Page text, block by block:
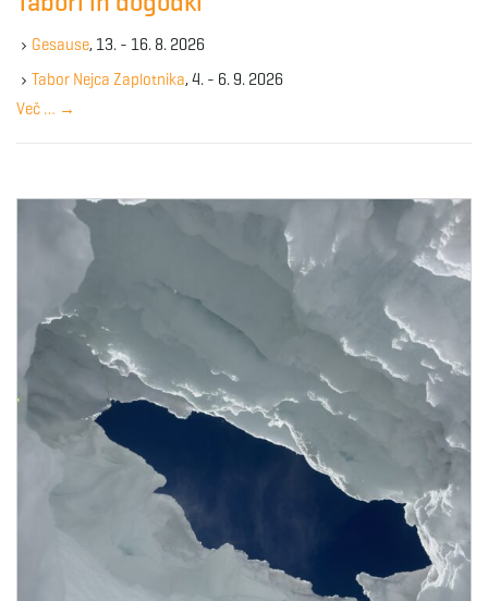
e
y
w
r
Gesause, 13. - 16. 8. 2026
Tabor Nejca Zaplotnika, 4. - 6. 9. 2026
Več … →